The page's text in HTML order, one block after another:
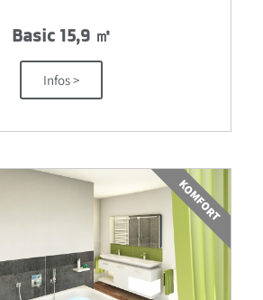
Basic 15,9 ㎡
Infos >
KOMFORT